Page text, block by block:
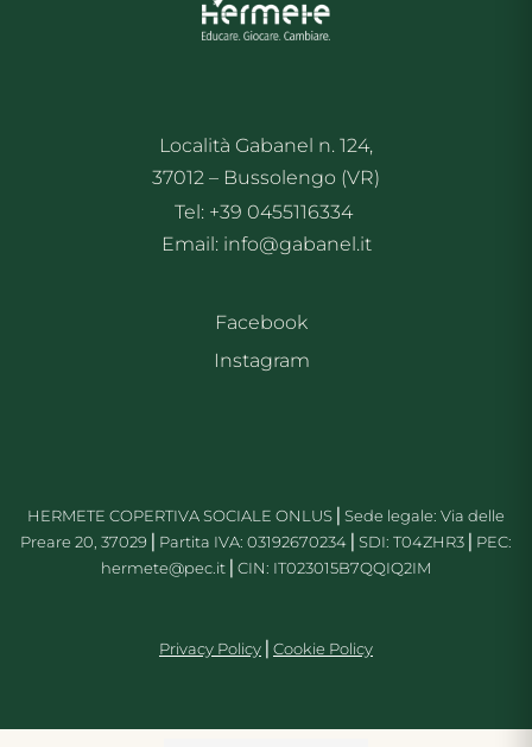
Località Gabanel n. 124,
37012 – Bussolengo (VR)
Tel: +39 0455116334
Email: info@gabanel.it
Facebook
Instagram
HERMETE COPERTIVA SOCIALE ONLUS⎪Sede legale: Via delle
Preare 20, 37029⎪Partita IVA: 03192670234⎪SDI: T04ZHR3⎪PEC:
hermete@pec.it⎪CIN: IT023015B7QQIQ2IM
Privacy Policy Cookie Policy